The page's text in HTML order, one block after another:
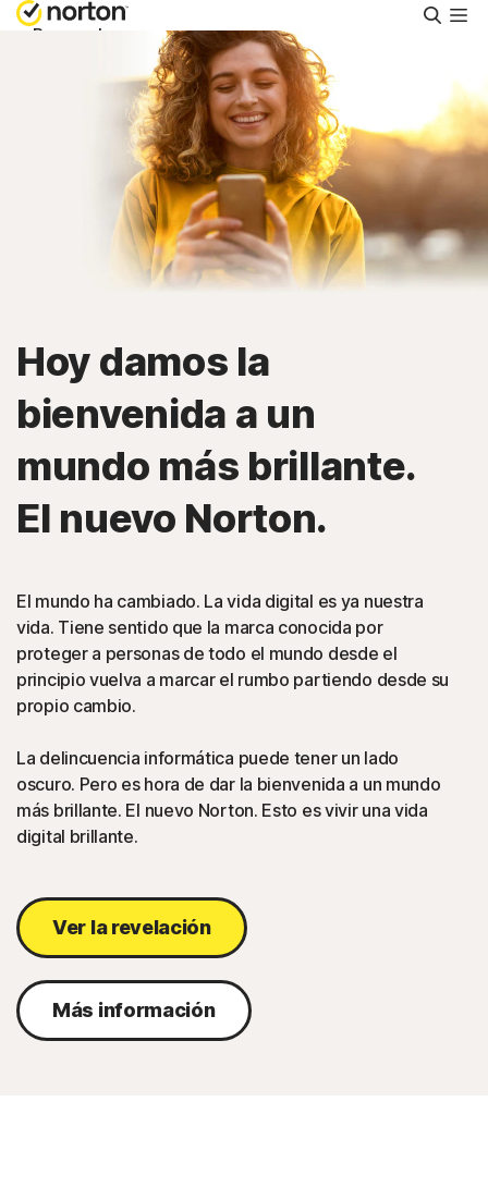
Personal
Pequeñas empresas
México
Iniciar sesión
Hoy damos la
bienvenida a un
mundo más brillante.
El nuevo Norton.
El mundo ha cambiado. La vida digital es ya nuestra
vida. Tiene sentido que la marca conocida por
proteger a personas de todo el mundo desde el
principio vuelva a marcar el rumbo partiendo desde su
propio cambio.
La delincuencia informática puede tener un lado
oscuro. Pero es hora de dar la bienvenida a un mundo
más brillante. El nuevo Norton. Esto es vivir una vida
digital brillante.
Ver la revelación
Más información